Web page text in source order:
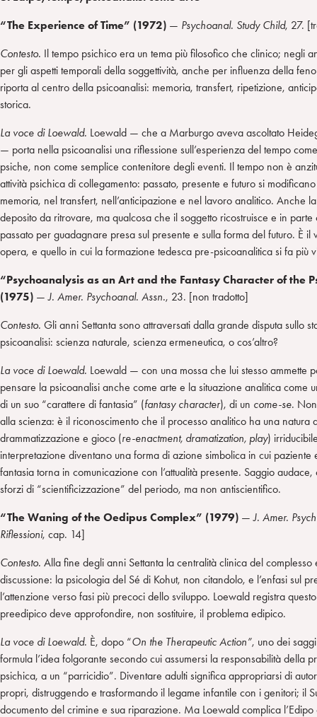
“The Experience of Time” (1972) — Psychoanal. Study Child, 27.
Contesto. Il tempo psichico era un tema più filosofico che clinico; negli
per gli aspetti temporali della soggettività, anche per influenza della
riporta al centro della psicoanalisi: memoria, transfert, ripetizione,
storica.
La voce di Loewald. Loewald — che a Marburgo aveva ascoltato
— porta nella psicoanalisi una riflessione sull’esperienza del tempo
psiche, non come semplice contenitore degli eventi. Il tempo non è
attività psichica di collegamento: passato, presente e futuro si
memoria, nel transfert, nell’anticipazione e nel lavoro analitico. Anche
deposito da ritrovare, ma qualcosa che il soggetto ricostruisce e in
passato per guadagnare presa sul presente e sulla forma del futuro. È il
opera, e quello in cui la formazione tedesca pre-psicoanalitica si fa più
“Psychoanalysis as an Art and the Fantasy Character of the
(1975) —J. Amer. Psychoanal. Assn., 23. [non tradotto]
Contesto. Gli anni Settanta sono attraversati dalla grande disputa sullo
psicoanalisi: scienza naturale, scienza ermeneutica, o cos’altro?
La voce di Loewald. Loewald — con una mossa che lui stesso ammette
pensare la psicoanalisi anche come arte e la situazione analitica come
di un suo “carattere di fantasia” (fantasy character), di un come-se.
alla scienza: è il riconoscimento che il processo analitico ha una natura
drammatizzazione e gioco (re-enactment, dramatization, play)
interpretazione diventano una forma di azione simbolica in cui paziente
fantasia torna in comunicazione con l’attualità presente. Saggio
sforzi di “scientificizzazione” del periodo, ma non antiscientifico.
“The Waning of the Oedipus Complex” (1979) —J. Amer.
Riflessioni, cap. 14]
Contesto. Alla fine degli anni Settanta la centralità clinica del complesso
discussione: la psicologia del Sé di Kohut, non citandolo, e l’enfasi sul
l’attenzione verso fasi più precoci dello sviluppo. Loewald registra
preedipico deve approfondire, non sostituire, il problema edipico.
La voce di Loewald. È, dopo “On the Therapeutic Action”, uno dei
formula l’idea folgorante secondo cui assumersi la responsabilità della
psichica, a un “parricidio”. Diventare adulti significa appropriarsi di
propri, distruggendo e trasformando il legame infantile con i genitori; il
documento del crimine e sua riparazione. Ma Loewald complica l’Edipo